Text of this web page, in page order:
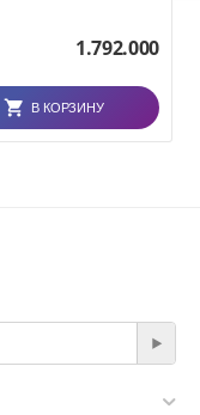
1.792.000
В КОРЗИНУ